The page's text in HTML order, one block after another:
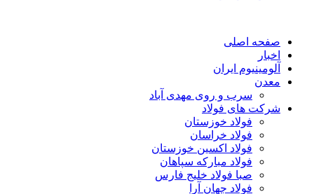
صفحه اصلی
اخبار
آلومینیوم ایران
معدن
سرب و روی مهدی آباد
شرکت های فولاد
فولاد خوزستان
فولاد خراسان
فولاد اکسین خوزستان
فولاد مبارکه سپاهان
صبا فولاد خلیج فارس
فولاد جهان آرا